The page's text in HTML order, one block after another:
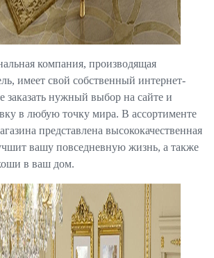
компания, производящая
имеет свой собственный интернет-
заказать нужный выбор на сайте и
в любую точку мира. В ассортименте
представлена высококачественная
вашу повседневную жизнь, а также
в ваш дом.